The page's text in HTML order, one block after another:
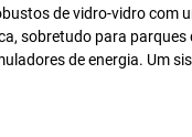
de vidro-vidro com
sobretudo para
de energia. Um